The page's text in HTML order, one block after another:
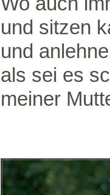
und sitzen
und
als sei es
meiner